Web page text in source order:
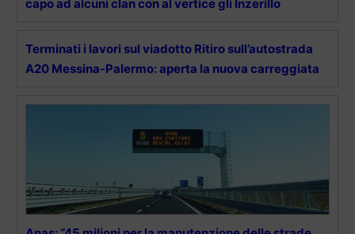
capo ad alcuni clan con al vertice gli Inzerillo
Terminati i lavori sul viadotto Ritiro sull’autostrada
A20 Messina-Palermo: aperta la nuova carreggiata